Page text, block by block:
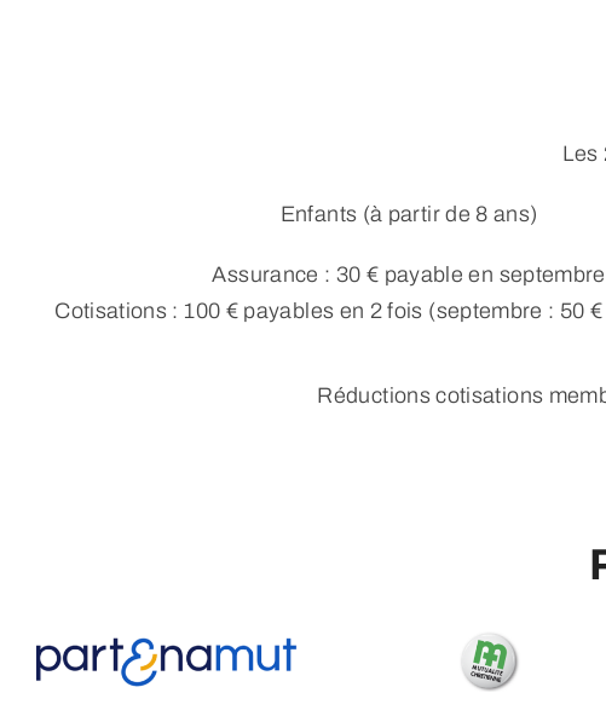
Les
Enfants (à partir de 8 ans)
Assurance : 30 € payable en septembre
Cotisations : 100 € payables en 2 fois (septembre : 50
Réductions cotisations